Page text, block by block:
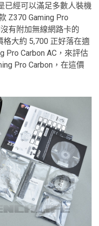
已經可以滿足多數人裝機
Z370 Gaming Pro
有附加無線網路卡的
格大約 5,700 正好落在適
Pro Carbon AC，來評估
Pro Carbon，在這價